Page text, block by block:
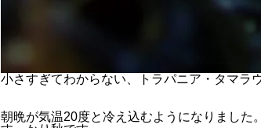
小さすぎてわからない、トラパニア・タマラ
朝晩が気温20度と冷え込むようになりました。